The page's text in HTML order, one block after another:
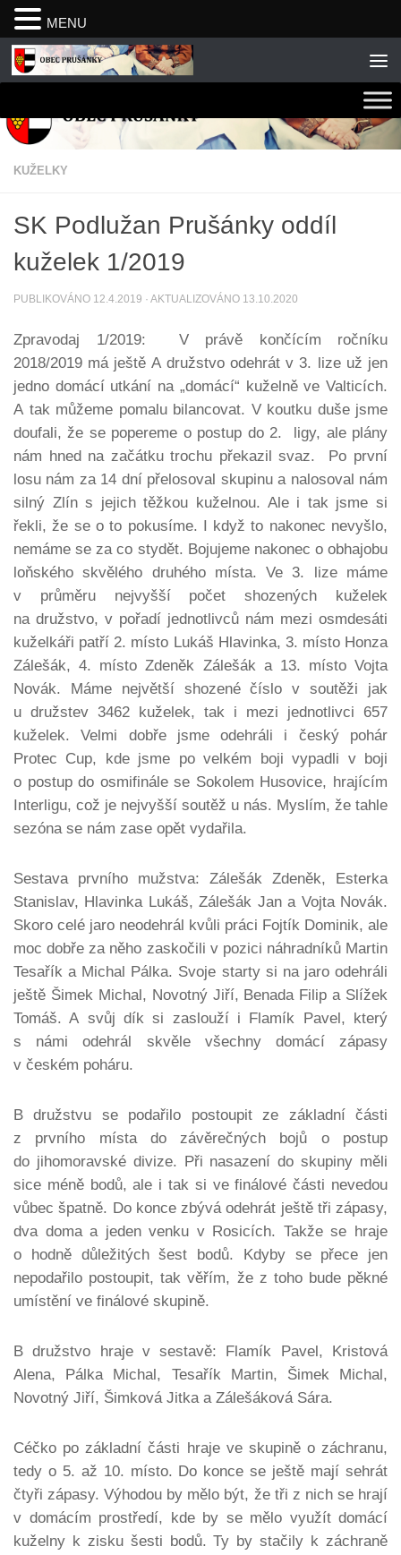
Skip to content
KUŽELKY
SK Podlužan Prušánky oddíl
kuželek 1/2019
PUBLIKOVÁNO 12.4.2019 · AKTUALIZOVÁNO 13.10.2020
Zpravodaj 1/2019: V právě končícím ročníku
2018/2019 má ještě A družstvo odehrát v 3. lize už jen
jedno domácí utkání na „domácí“ kuželně ve Valticích.
A tak můžeme pomalu bilancovat. V koutku duše jsme
doufali, že se popereme o postup do 2. ligy, ale plány
nám hned na začátku trochu překazil svaz. Po první
losu nám za 14 dní přelosoval skupinu a nalosoval nám
silný Zlín s jejich těžkou kuželnou. Ale i tak jsme si
řekli, že se o to pokusíme. I když to nakonec nevyšlo,
nemáme se za co stydět. Bojujeme nakonec o obhajobu
loňského skvělého druhého místa. Ve 3. lize máme
v průměru nejvyšší počet shozených kuželek
na družstvo, v pořadí jednotlivců nám mezi osmdesáti
kuželkáři patří 2. místo Lukáš Hlavinka, 3. místo Honza
Zálešák, 4. místo Zdeněk Zálešák a 13. místo Vojta
Novák. Máme největší shozené číslo v soutěži jak
u družstev 3462 kuželek, tak i mezi jednotlivci 657
kuželek. Velmi dobře jsme odehráli i český pohár
Protec Cup, kde jsme po velkém boji vypadli v boji
o postup do osmifinále se Sokolem Husovice, hrajícím
Interligu, což je nejvyšší soutěž u nás. Myslím, že tahle
sezóna se nám zase opět vydařila.
Sestava prvního mužstva: Zálešák Zdeněk, Esterka
Stanislav, Hlavinka Lukáš, Zálešák Jan a Vojta Novák.
Skoro celé jaro neodehrál kvůli práci Fojtík Dominik, ale
moc dobře za něho zaskočili v pozici náhradníků Martin
Tesařík a Michal Pálka. Svoje starty si na jaro odehráli
ještě Šimek Michal, Novotný Jiří, Benada Filip a Slížek
Tomáš. A svůj dík si zaslouží i Flamík Pavel, který
s námi odehrál skvěle všechny domácí zápasy
v českém poháru.
B družstvu se podařilo postoupit ze základní části
z prvního místa do závěrečných bojů o postup
do jihomoravské divize. Při nasazení do skupiny měli
sice méně bodů, ale i tak si ve finálové části nevedou
vůbec špatně. Do konce zbývá odehrát ještě tři zápasy,
dva doma a jeden venku v Rosicích. Takže se hraje
o hodně důležitých šest bodů. Kdyby se přece jen
nepodařilo postoupit, tak věřím, že z toho bude pěkné
umístění ve finálové skupině.
B družstvo hraje v sestavě: Flamík Pavel, Kristová
Alena, Pálka Michal, Tesařík Martin, Šimek Michal,
Novotný Jiří, Šimková Jitka a Zálešáková Sára.
Céčko po základní části hraje ve skupině o záchranu,
tedy o 5. až 10. místo. Do konce se ještě mají sehrát
čtyři zápasy. Výhodou by mělo být, že tři z nich se hrají
v domácím prostředí, kde by se mělo využít domácí
kuželny k zisku šesti bodů. Ty by stačily k záchraně
MENU